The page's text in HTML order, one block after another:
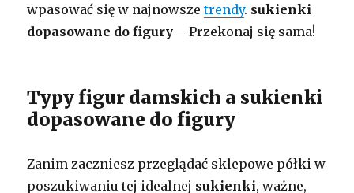
wpasować się w najnowszetrendy. sukienki
dopasowane do figury – Przekonaj się sama!
Typy figur damskich a sukienki
dopasowane do figury
Zanim zaczniesz przeglądać sklepowe półki w
poszukiwaniu tej idealnej sukienki, ważne,